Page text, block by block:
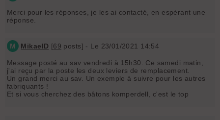
Merci pour les réponses, je les ai contacté, en espérant une
réponse.
M MikaelD [69 posts] - Le 23/01/2021 14:54
Message posté au sav vendredi à 15h30. Ce samedi matin,
j'ai reçu par la poste les deux leviers de remplacement.
Un grand merci au sav. Un exemple à suivre pour les autres
fabriquants !
Et si vous cherchez des bâtons komperdell, c'est le top